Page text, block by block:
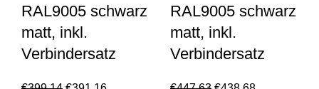
RAL9005 schwarz
matt, inkl.
Verbindersatz
RAL9005 schwarz
matt, inkl.
Verbindersatz